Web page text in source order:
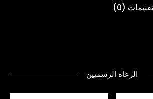
(0)
الرعاة الرسميين